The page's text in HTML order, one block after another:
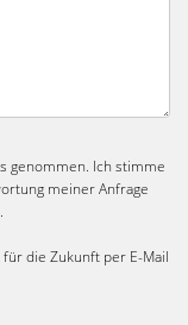
genommen. Ich stimme
meiner Anfrage
die Zukunft per E-Mail